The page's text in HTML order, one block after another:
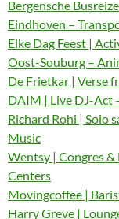
Bergensche
Eindhoven –
Elke Dag Feest |
Oost-Souburg –
De Frietkar | Verse
DAIM | Live DJ-Act
Richard Rohi | Solo
Music
Wentsy | Congres
Centers
Movingcoffee |
Harry Greve |